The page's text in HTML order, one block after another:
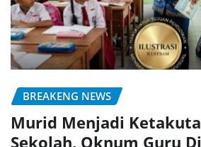
BREAKENG NEWS
Murid Menjadi
Sekolah, Oknum Guru